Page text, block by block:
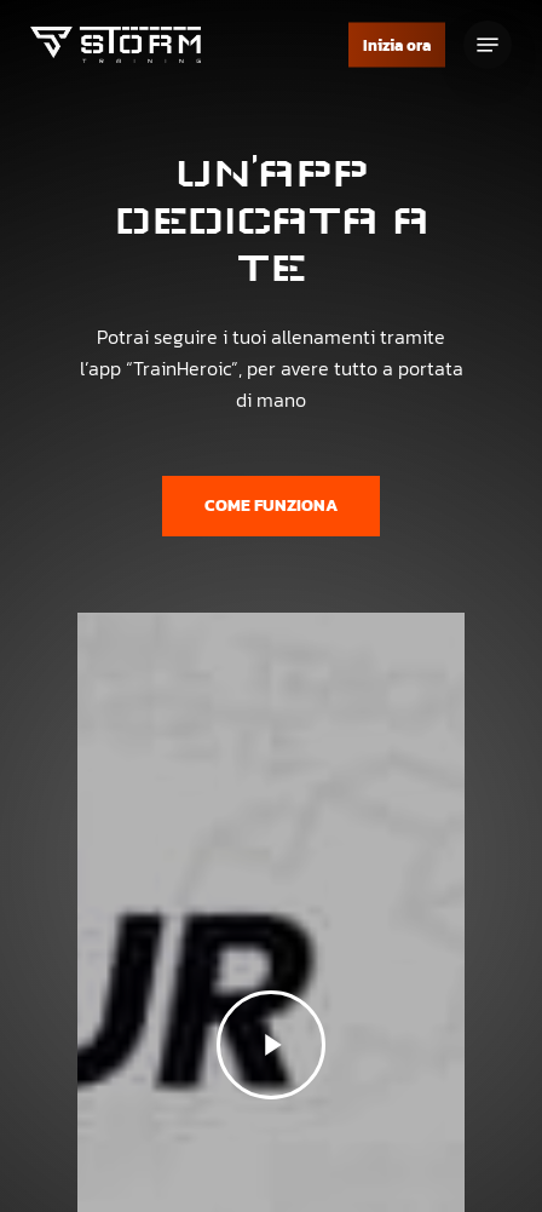
Inizia ora
Menu
UN’APP
DEDICATA A
TE
Potrai seguire i tuoi allenamenti tramite
l’app “TrainHeroic”, per avere tutto a portata
di mano
COME FUNZIONA
Play
Video